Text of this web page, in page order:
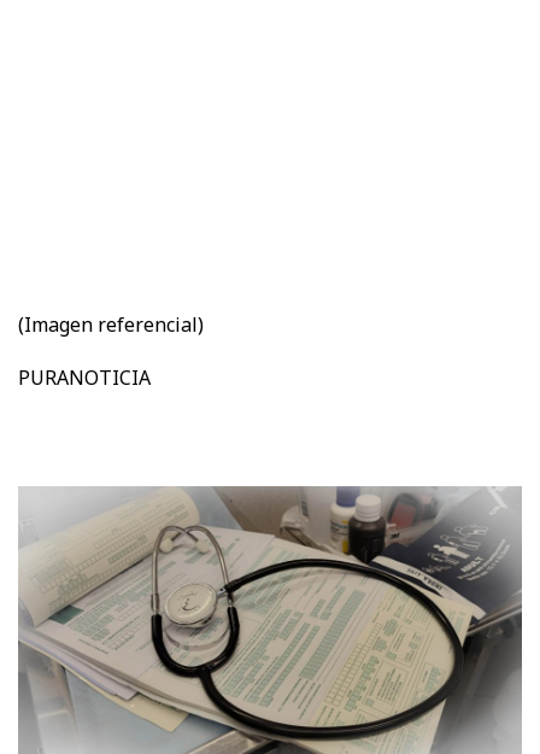
(Imagen referencial)
PURANOTICIA